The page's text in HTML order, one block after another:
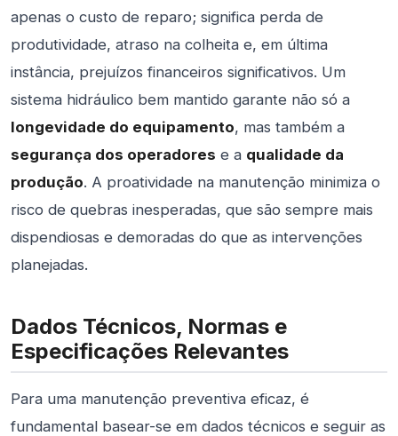
apenas o custo de reparo; significa perda de
produtividade, atraso na colheita e, em última
instância, prejuízos financeiros significativos. Um
sistema hidráulico bem mantido garante não só a
longevidade do equipamento, mas também a
segurança dos operadores e a qualidade da
produção. A proatividade na manutenção minimiza o
risco de quebras inesperadas, que são sempre mais
dispendiosas e demoradas do que as intervenções
planejadas.
Dados Técnicos, Normas e
Especificações Relevantes
Para uma manutenção preventiva eficaz, é
fundamental basear-se em dados técnicos e seguir as